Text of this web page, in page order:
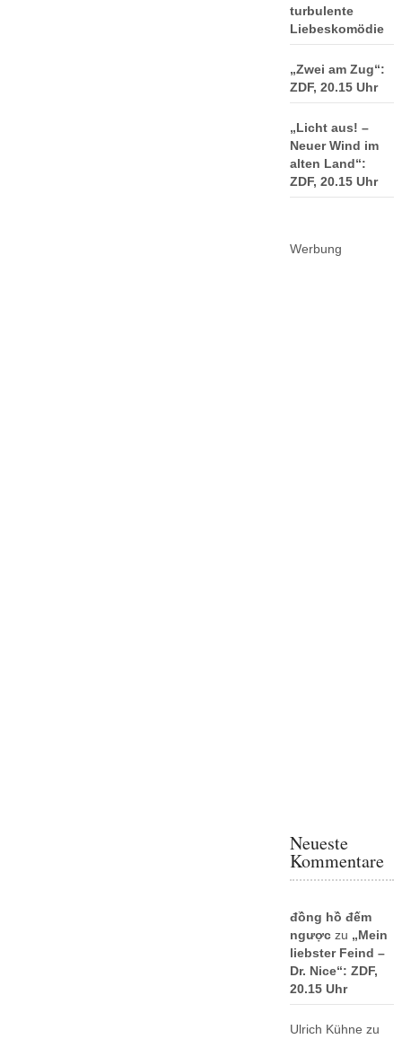
turbulente
Liebeskomödie
„Zwei am Zug“:
ZDF, 20.15 Uhr
„Licht aus! –
Neuer Wind im
alten Land“:
ZDF, 20.15 Uhr
Werbung
Neueste
Kommentare
đồng hồ đếm
ngượczu „Mein
liebster Feind –
Dr. Nice“: ZDF,
20.15 Uhr
Ulrich Kühne zu